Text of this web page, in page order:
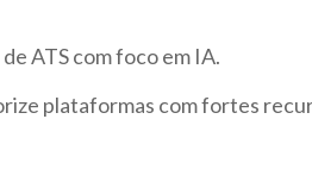
ATS com foco em IA.
plataformas com fortes